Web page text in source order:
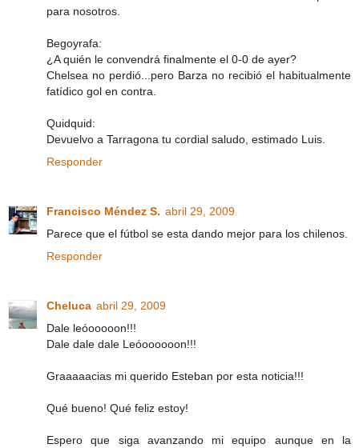
para nosotros.
Begoyrafa:
¿A quién le convendrá finalmente el 0-0 de ayer?
Chelsea no perdió...pero Barza no recibió el habitualmente
fatídico gol en contra.
Quidquid:
Devuelvo a Tarragona tu cordial saludo, estimado Luis.
Responder
Francisco Méndez S. abril 29, 2009
Parece que el fútbol se esta dando mejor para los chilenos.
Responder
Cheluca abril 29, 2009
Dale leóooooon!!!
Dale dale dale Leóoooooon!!!
Graaaaacias mi querido Esteban por esta noticia!!!
Qué bueno! Qué feliz estoy!
Espero que siga avanzando mi equipo aunque en la